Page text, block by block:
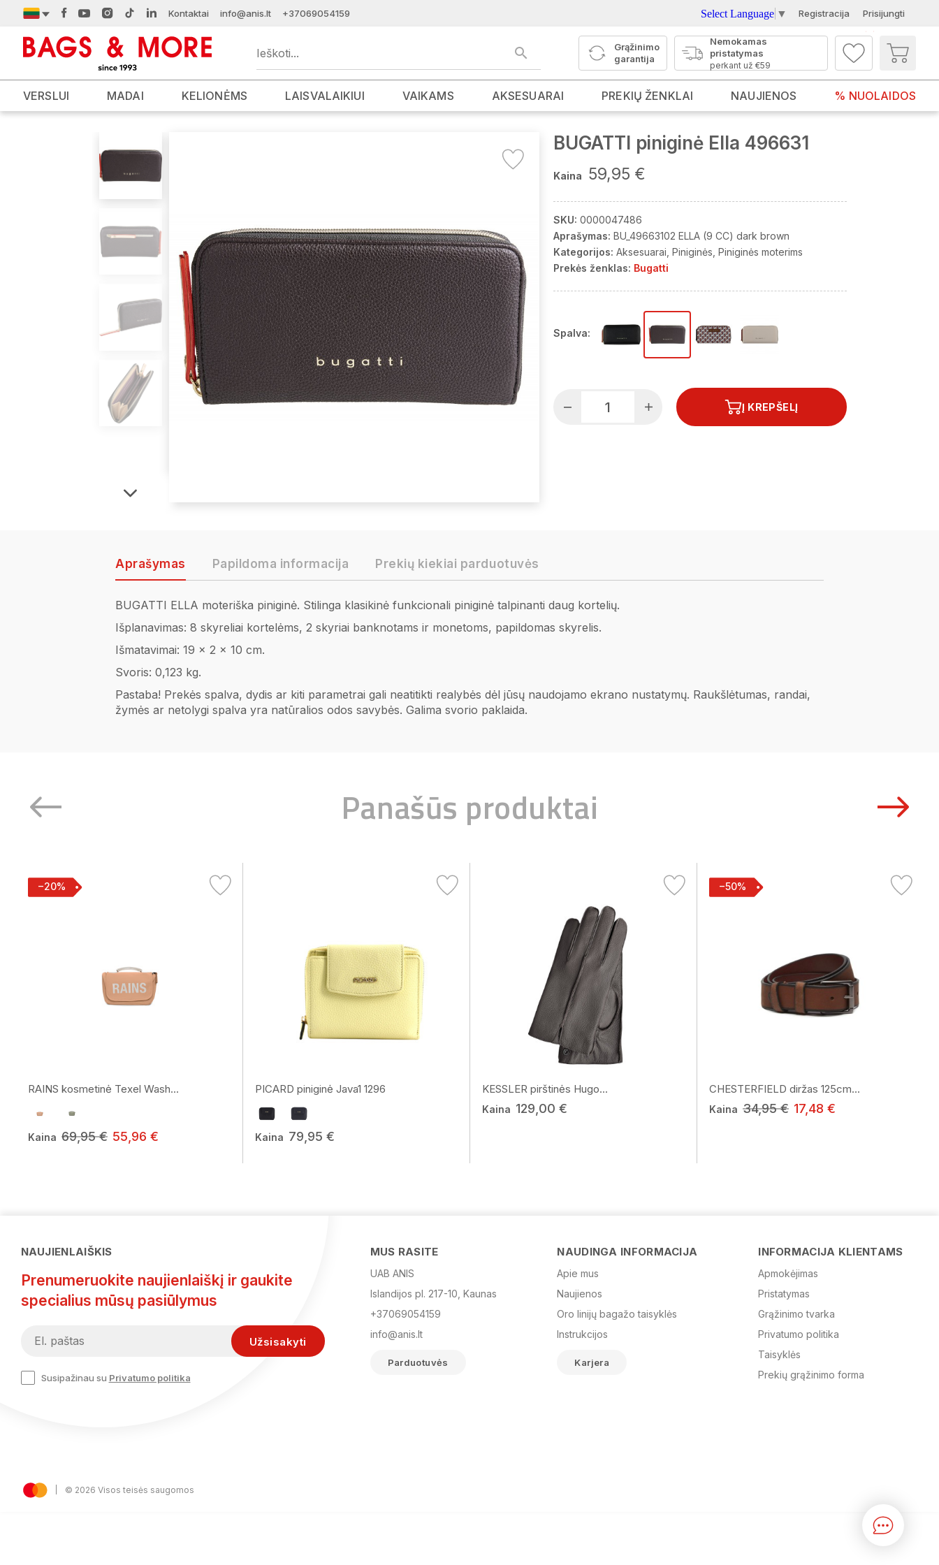
Kontaktai info@anis.lt +37069054159 Select Language ▼ Registracija Prisijungti
Grąžinimo
garantija
Nemokamas
pristatymas
perkant už €59
VERSLUI MADAI KELIONĖMS LAISVALAIKIUI VAIKAMS AKSESUARAI PREKIŲ ŽENKLAI NAUJIENOS % NUOLAIDOS
BUGATTI piniginė Ella 496631
Kaina 59,95 €
SKU: 0000047486
Aprašymas: BU_49663102 ELLA (9 CC) dark brown
Kategorijos: Aksesuarai Piniginės Piniginės moterims
Prekės ženklas: Bugatti
Spalva:
Į KREPŠELĮ
Aprašymas Papildoma informacija Prekių kiekiai parduotuvės
BUGATTI ELLA moteriška piniginė. Stilinga klasikinė funkcionali piniginė talpinanti daug kortelių.
Išplanavimas: 8 skyreliai kortelėms, 2 skyriai banknotams ir monetoms, papildomas skyrelis.
Išmatavimai: 19 x 2 x 10 cm.
Svoris: 0,123 kg.
Pastaba! Prekės spalva, dydis ar kiti parametrai gali neatitikti realybės dėl jūsų naudojamo ekrano nustatymų. Raukšlėtumas, randai,
žymės ar netolygi spalva yra natūralios odos savybės. Galima svorio paklaida.
Panašūs produktai
−20%
RAINS kosmetinė Texel Wash...
Kaina 69,95 € 55,96 €
PICARD piniginė Java1 1296
Kaina 79,95 €
KESSLER pirštinės Hugo...
Kaina 129,00 €
−50%
CHESTERFIELD diržas 125cm...
Kaina 34,95 € 17,48 €
NAUJIENLAIŠKIS
Prenumeruokite naujienlaiškį ir gaukite
specialius mūsų pasiūlymus
Susipažinau su Privatumo politika
MUS RASITE
UAB ANIS
Islandijos pl. 217-10, Kaunas
+37069054159
info@anis.lt
Parduotuvės
NAUDINGA INFORMACIJA
Apie mus
Naujienos
Oro linijų bagažo taisyklės
Instrukcijos
Karjera
INFORMACIJA KLIENTAMS
Apmokėjimas
Pristatymas
Grąžinimo tvarka
Privatumo politika
Taisyklės
Prekių grąžinimo forma
© 2026 Visos teisės saugomos